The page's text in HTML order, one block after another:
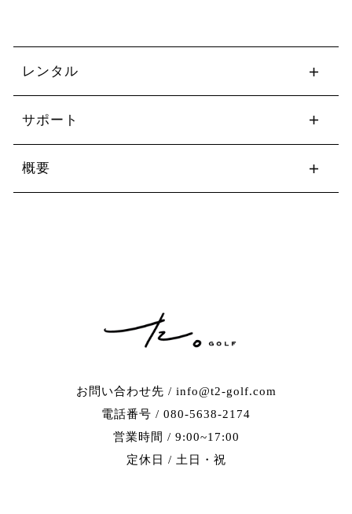
お問い合わせ先 / info@t2-golf.com
電話番号 / 080-5638-2174
営業時間 / 9:00~17:00
定休日 / 土日・祝
レンタル
サポート
概要